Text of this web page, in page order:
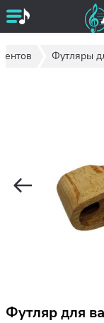
Футляры
Футляр для